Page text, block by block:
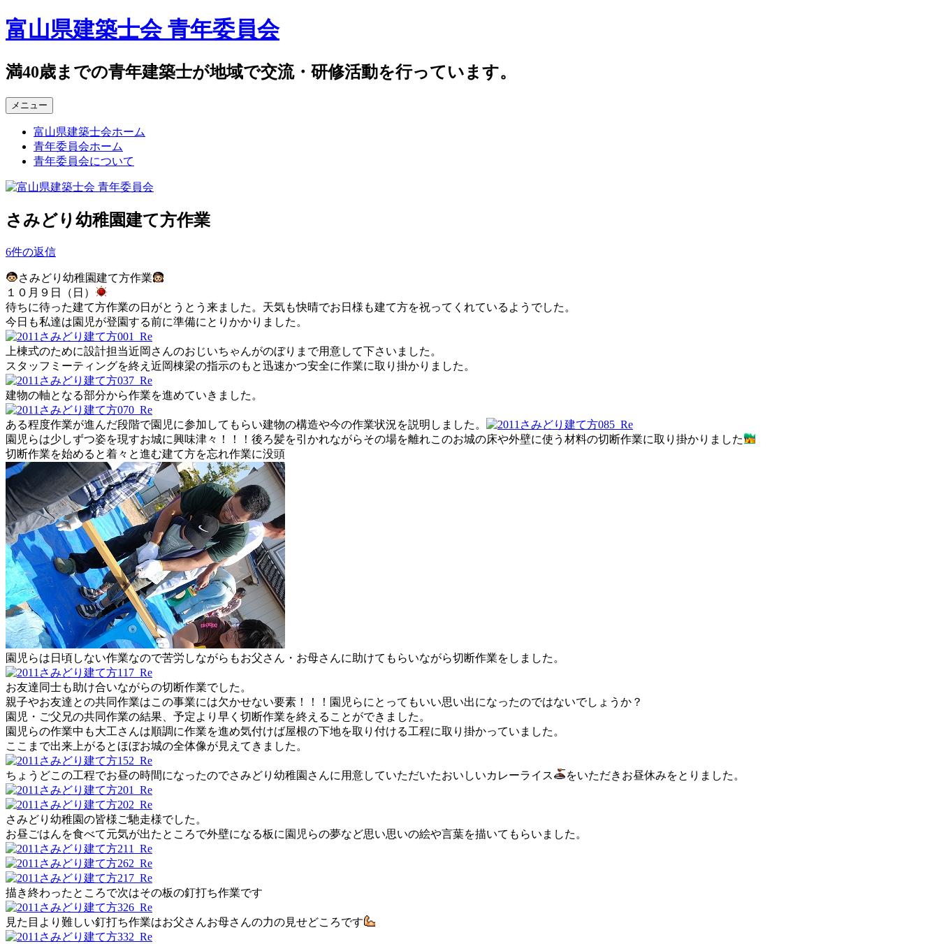
コ
ン
ン
ツ
へ
ス
富山県建築士会 青年委員会
満40歳までの青年建築士が地域で交流・研修活動を行っています。
メニュー
富山県建築士会ホーム
青年委員会ホーム
青年委員会について
さみどり幼稚園建て方作業
6件の返信
さみどり幼稚園建て方作業
１０月９日（日）
待ちに待った建て方作業の日がとうとう来ました。天気も快晴でお日様も建て方を祝ってくれているようでした。
今日も私達は園児が登園する前に準備にとりかかりました。
上棟式のために設計担当近岡さんのおじいちゃんがのぼりまで用意して下さいました。
スタッフミーティングを終え近岡棟梁の指示のもと迅速かつ安全に作業に取り掛かりました。
建物の軸となる部分から作業を進めていきました。
ある程度作業が進んだ段階で園児に参加してもらい建物の構造や今の作業状況を説明しました。
園児らは少しずつ姿を現すお城に興味津々！！！後ろ髪を引かれながらその場を離れこのお城の床や外壁に使う材料の切断作業に取り掛かりました
切断作業を始めると着々と進む建て方を忘れ作業に没頭
園児らは日頃しない作業なので苦労しながらもお父さん・お母さんに助けてもらいながら切断作業をしました。
お友達同士も助け合いながらの切断作業でした。
親子やお友達との共同作業はこの事業には欠かせない要素！！！園児らにとってもいい思い出になったのではないでしょうか？
園児・ご父兄の共同作業の結果、予定より早く切断作業を終えることができました。
園児らの作業中も大工さんは順調に作業を進め気付けば屋根の下地を取り付ける工程に取り掛かっていました。
ここまで出来上がるとほぼお城の全体像が見えてきました。
ちょうどこの工程でお昼の時間になったのでさみどり幼稚園さんに用意していただいたおいしいカレーライス をいただきお昼休みをとりました。
さみどり幼稚園の皆様ご馳走様でした。
お昼ごはんを食べて元気が出たところで外壁になる板に園児らの夢など思い思いの絵や言葉を描いてもらいました。
描き終わったところで次はその板の釘打ち作業です
見た目より難しい釘打ち作業はお父さんお母さんの力の見せどころです